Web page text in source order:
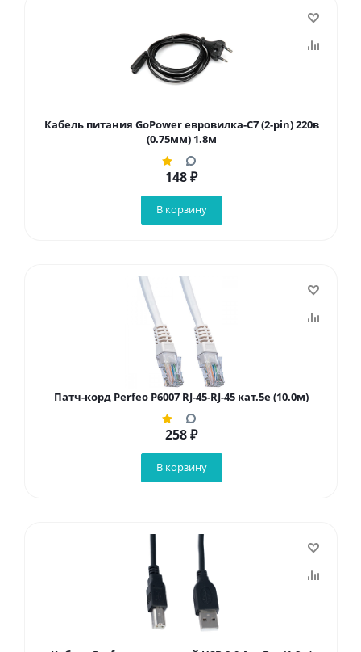
Кабель питания GoPower евровилка-C7 (2-pin) 220в
(0.75мм) 1.8м
148₽
В корзину
Патч-корд Perfeo P6007 RJ-45-RJ-45 кат.5e (10.0м)
258₽
В корзину